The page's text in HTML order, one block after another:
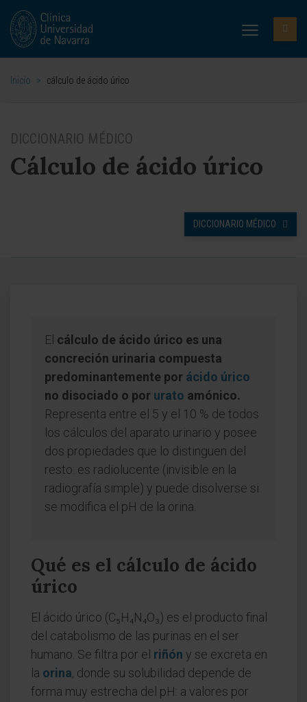
Inicio > cálculo de ácido úrico
DICCIONARIO MÉDICO
Cálculo de ácido úrico
DICCIONARIO MÉDICO
El cálculo de ácido úrico es una
concreción urinaria compuesta
predominantemente por ácido úrico
no disociado o por urato amónico.
Representa entre el 5 y el 10 % de todos
los cálculos del aparato urinario y posee
dos propiedades que lo distinguen del
resto: es radiolucente (invisible en la
radiografía simple) y puede disolverse si
se modifica el pH de la orina.
Qué es el cálculo de ácido
úrico
El ácido úrico (C₅H₄N₄O₃) es el producto final
del catabolismo de las purinas en el ser
humano. Se filtra por el riñón y se excreta en
la orina, donde su solubilidad depende de
forma muy estrecha del pH: a valores por